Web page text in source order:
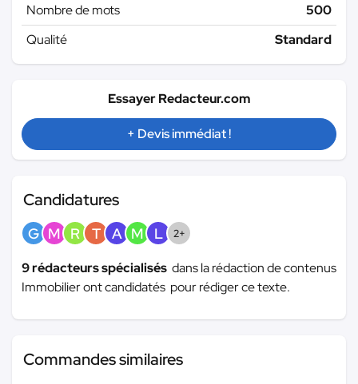
Nombre de mots
500
Qualité
Standard
Essayer Redacteur.com
+ Devis immédiat !
Candidatures
G M R T A M L 2+
9 rédacteurs spécialisés dans la rédaction de contenus
Immobilier ont candidatés pour rédiger ce texte.
Commandes similaires